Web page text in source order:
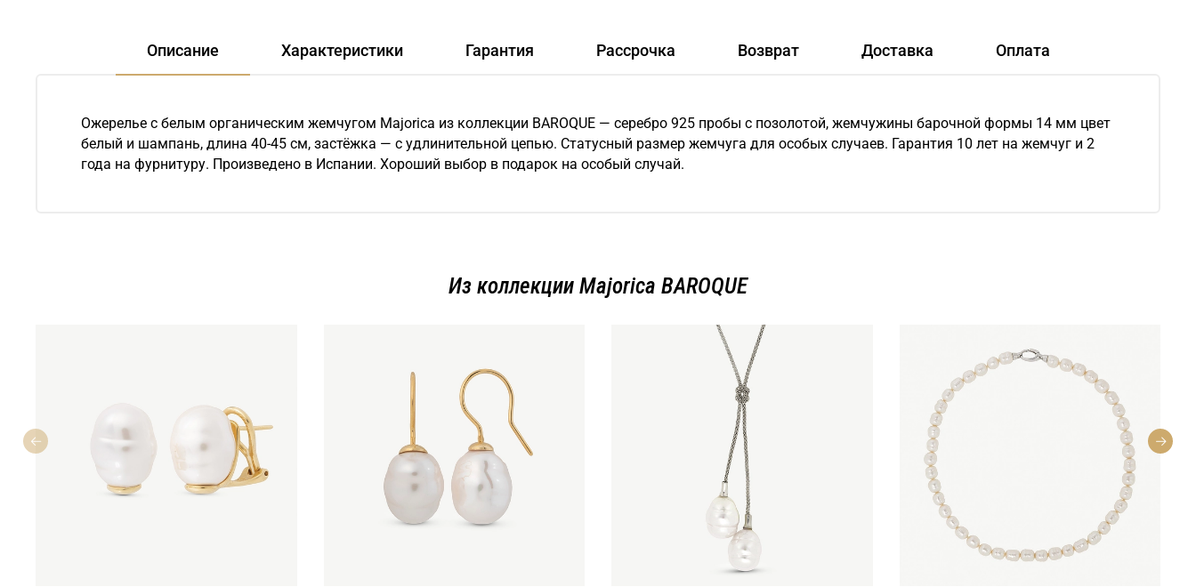
Описание Характеристики Гарантия Рассрочка Возврат Доставка Оплата
Ожерелье с белым органическим жемчугом Majorica из коллекции BAROQUE — серебро 925 пробы с позолотой, жемчужины барочной формы 14 мм цвет
белый и шампань, длина 40-45 см, застёжка — с удлинительной цепью. Статусный размер жемчуга для особых случаев. Гарантия 10 лет на жемчуг и 2
года на фурнитуру. Произведено в Испании. Хороший выбор в подарок на особый случай.
Из коллекции Majorica BAROQUE